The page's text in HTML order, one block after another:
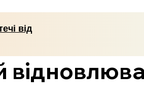
від